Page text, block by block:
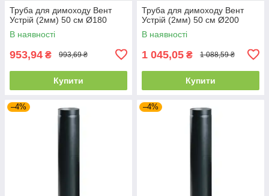
Труба для димоходу Вент
Устрій (2мм) 50 см Ø180
В наявності
953,94 ₴ 993,69 ₴
Купити
Труба для димоходу Вент
Устрій (2мм) 50 см Ø200
В наявності
1 045,05 ₴ 1 088,59 ₴
Купити
–4% –4%